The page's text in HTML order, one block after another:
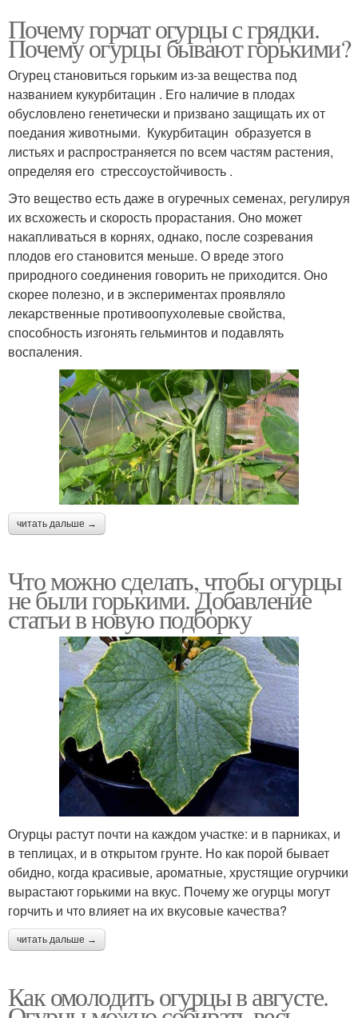
Почему горчат огурцы с грядки.
Почему огурцы бывают горькими?
Огурец становиться горьким из-за вещества под
названием кукурбитацин . Его наличие в плодах
обусловлено генетически и призвано защищать их от
поедания животными. Кукурбитацин образуется в
листьях и распространяется по всем частям растения,
определяя его стрессоустойчивость .
Это вещество есть даже в огуречных семенах, регулируя
их всхожесть и скорость прорастания. Оно может
накапливаться в корнях, однако, после созревания
плодов его становится меньше. О вреде этого
природного соединения говорить не приходится. Оно
скорее полезно, и в экспериментах проявляло
лекарственные противоопухолевые свойства,
способность изгонять гельминтов и подавлять
воспаления.
читать дальше →
Что можно сделать, чтобы огурцы
не были горькими. Добавление
статьи в новую подборку
Огурцы растут почти на каждом участке: и в парниках, и
в теплицах, и в открытом грунте. Но как порой бывает
обидно, когда красивые, ароматные, хрустящие огурчики
вырастают горькими на вкус. Почему же огурцы могут
горчить и что влияет на их вкусовые качества?
читать дальше →
Как омолодить огурцы в августе.